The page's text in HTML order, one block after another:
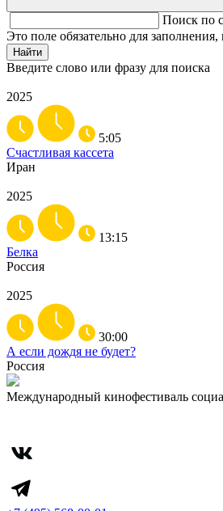
Поиск по
Это поле обязательно для
Найти
Введите слово или фразу для поиска
2025
5:05
Счастливая кассета
Иран
2025
13:15
Белка
Россия
2025
30:00
А если дождя не будет?
Россия
Международный кинофестиваль